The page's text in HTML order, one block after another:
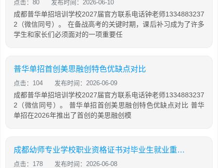
点击：80 发布时间：2026-06-10
成都普华单招培训学校2027届官方联系电话钟老师1334883237
2（微信同号）。 在备战高考的关键时期，课后补习成为了许多
学生和家长们必须面对的一项重要任
普华单招首创美思融创特色优缺点对比
点击：104 发布时间：2026-06-09
成都普华单招培训学校2027届官方联系电话钟老师1334883237
2（微信同号）。 普华单招首创美思融创特色优缺点对比 普华
单招在2026年推出了首创的美思融创模
成都幼师专业学校职业资格证书对毕业生就业重要吗
点击：178 发布时间：2026-06-08